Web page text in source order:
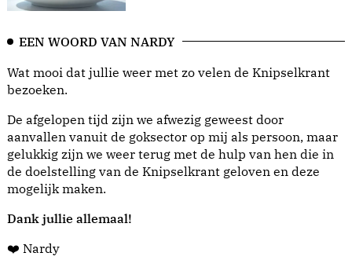
EEN WOORD VAN NARDY
Wat mooi dat jullie weer met zo velen de Knipselkrant
bezoeken.
De afgelopen tijd zijn we afwezig geweest door
aanvallen vanuit de goksector op mij als persoon, maar
gelukkig zijn we weer terug met de hulp van hen die in
de doelstelling van de Knipselkrant geloven en deze
mogelijk maken.
Dank jullie allemaal!
❤️ Nardy